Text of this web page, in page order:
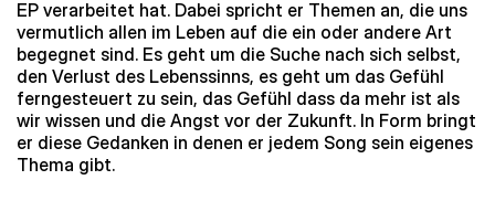
EP verarbeitet hat. Dabei spricht er Themen an, die uns
vermutlich allen im Leben auf die ein oder andere Art
begegnet sind. Es geht um die Suche nach sich selbst,
den Verlust des Lebenssinns, es geht um das Gefühl
ferngesteuert zu sein, das Gefühl dass da mehr ist als
wir wissen und die Angst vor der Zukunft. In Form bringt
er diese Gedanken in denen er jedem Song sein eigenes
Thema gibt.